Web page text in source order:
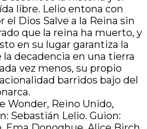
libre. Lelio entona con
Dios Salve a la Reina sin
que la reina ha muerto, y
en su lugar garantiza la
decadencia en una tierra
vez menos, su propio
barridos bajo del
Wonder, Reino Unido,
Sebastián Lelio. Guion: